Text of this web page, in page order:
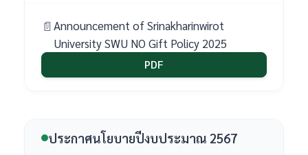
Announcement of Srinakharinwirot
University SWU NO Gift Policy 2025
PDF
ประกาศนโยบายปีงบประมาณ 2567